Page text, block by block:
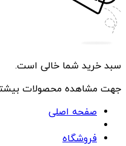
سبد خرید شما خالی است.
جهت مشاهده محصولات
صفحه اصلی
فروشگاه